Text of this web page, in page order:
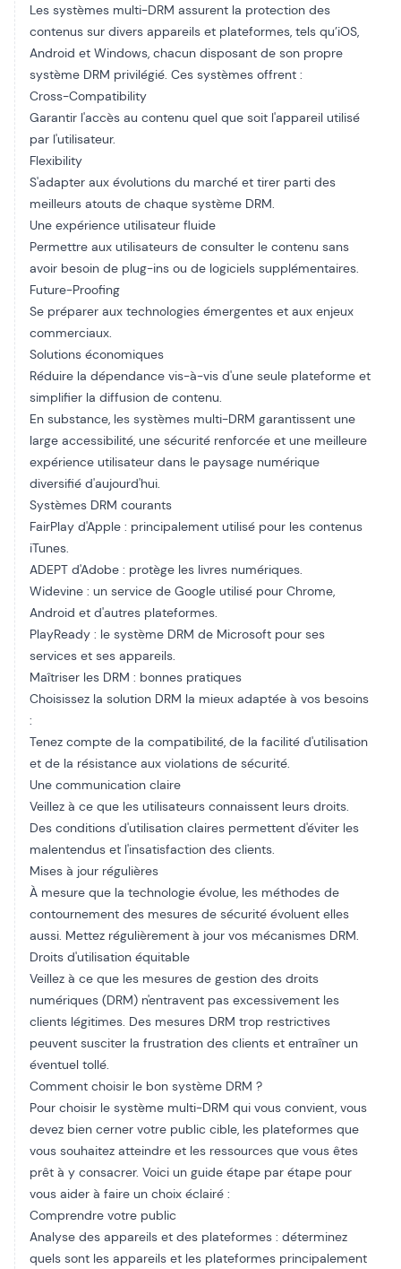
Les systèmes multi-DRM assurent la protection des
contenus sur divers appareils et plateformes, tels qu’iOS,
Android et Windows, chacun disposant de son propre
système DRM privilégié. Ces systèmes offrent :
Cross-Compatibility
Garantir l'accès au contenu quel que soit l'appareil utilisé
par l'utilisateur.
Flexibility
S'adapter aux évolutions du marché et tirer parti des
meilleurs atouts de chaque système DRM.
Une expérience utilisateur fluide
Permettre aux utilisateurs de consulter le contenu sans
avoir besoin de plug-ins ou de logiciels supplémentaires.
Future-Proofing
Se préparer aux technologies émergentes et aux enjeux
commerciaux.
Solutions économiques
Réduire la dépendance vis-à-vis d'une seule plateforme et
simplifier la diffusion de contenu.
En substance, les systèmes multi-DRM garantissent une
large accessibilité, une sécurité renforcée et une meilleure
expérience utilisateur dans le paysage numérique
diversifié d'aujourd'hui.
Systèmes DRM courants
FairPlay d'Apple : principalement utilisé pour les contenus
iTunes.
ADEPT d'Adobe : protège les livres numériques.
Widevine : un service de Google utilisé pour Chrome,
Android et d'autres plateformes.
PlayReady : le système DRM de Microsoft pour ses
services et ses appareils.
Maîtriser les DRM : bonnes pratiques
Choisissez la solution DRM la mieux adaptée à vos besoins
:
Tenez compte de la compatibilité, de la facilité d'utilisation
et de la résistance aux violations de sécurité.
Une communication claire
Veillez à ce que les utilisateurs connaissent leurs droits.
Des conditions d'utilisation claires permettent d'éviter les
malentendus et l'insatisfaction des clients.
Mises à jour régulières
À mesure que la technologie évolue, les méthodes de
contournement des mesures de sécurité évoluent elles
aussi. Mettez régulièrement à jour vos mécanismes DRM.
Droits d'utilisation équitable
Veillez à ce que les mesures de gestion des droits
numériques (DRM) n'entravent pas excessivement les
clients légitimes. Des mesures DRM trop restrictives
peuvent susciter la frustration des clients et entraîner un
éventuel tollé.
Comment choisir le bon système DRM ?
Pour choisir le système multi-DRM qui vous convient, vous
devez bien cerner votre public cible, les plateformes que
vous souhaitez atteindre et les ressources que vous êtes
prêt à y consacrer. Voici un guide étape par étape pour
vous aider à faire un choix éclairé :
Comprendre votre public
Analyse des appareils et des plateformes : déterminez
quels sont les appareils et les plateformes principalement